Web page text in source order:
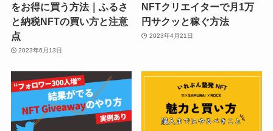
をお得に買う方法｜ふるさ
と納税NFTの買い方️と注意
点
2023年6月13日
NFTクリエイターで月1万
円サクッと稼ぐ方法
2023年4月21日